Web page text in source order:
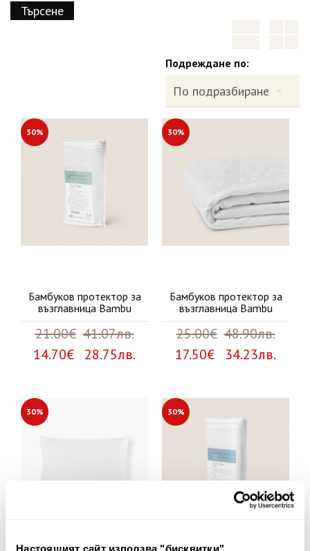
Настоящият сайт използва "бисквитки"
Подреждане по:
30%
Бамбуков протектор за
възглавница Bambu
21.00€ 41.07лв.
14.70€ 28.75лв.
30%
Бамбуков протектор за
възглавница Bambu
25.00€ 48.90лв.
17.50€ 34.23лв.
30% 30%